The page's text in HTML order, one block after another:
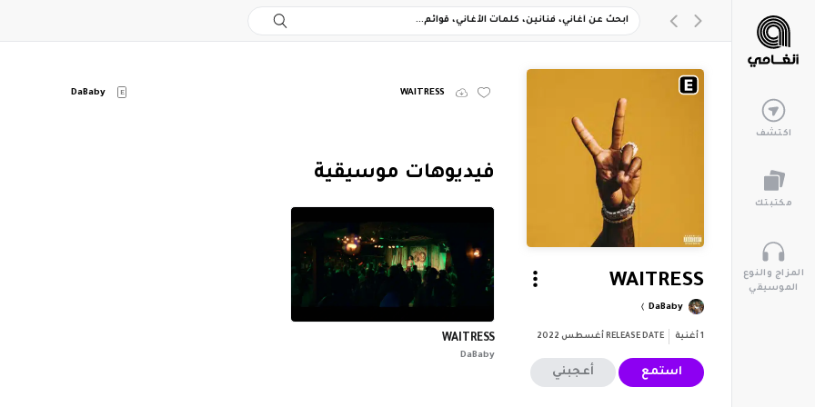
اكتشف
مكتبتك
المزاج والنوع
الموسيقي
WAITRESS
DaBaby
1 أغنية RELEASE DATE أغسطس 2022
استمع أعجبني
WAITRESS
E
DaBaby
‏فيديوهات موسيقية
WAITRESS
DaBaby